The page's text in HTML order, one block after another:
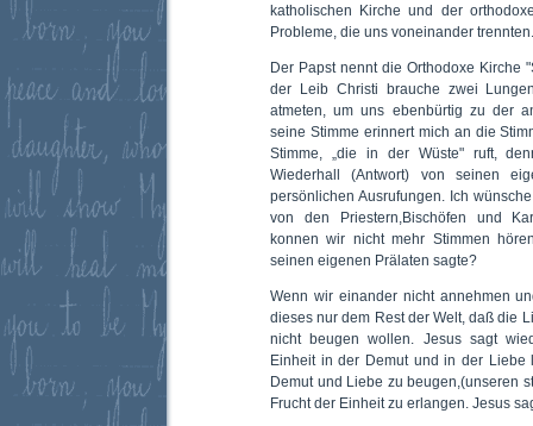
katholischen Kirche und der
Probleme, die uns voneinander trennten.
Der Papst nennt die Orthodoxe Kirche
der Leib Christi brauche zwei
atmeten, um uns ebenbürtig zu der
seine Stimme erinnert mich an die
Stimme, „die in der Wüste" ruft,
Wiederhall (Antwort) von seinen
persönlichen Ausrufungen. Ich
von den Priestern,Bischöfen und
konnen wir nicht mehr Stimmen
seinen eigenen Prälaten sagte?
Wenn wir einander nicht annehmen
dieses nur dem Rest der Welt, daß die
nicht beugen wollen. Jesus sagt
Einheit in der Demut und in der Liebe
Demut und Liebe zu beugen,(unseren
Frucht der Einheit zu erlangen. Jesus